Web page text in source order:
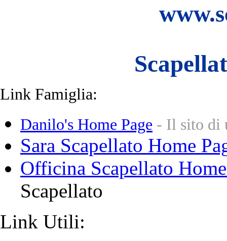
Link Famiglia:
Danilo's Home Page - Il sito di
Sara Scapellato Home
Officina Scapellato
Scapellato
Link Utili: